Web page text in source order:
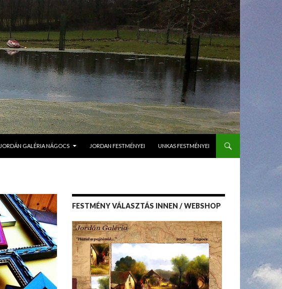
JORDÁN GALÉRIA NÁGOCS JORDAN FESTMÉNYEI UNKAS FESTMÉNYEI
FESTMÉNY VÁLASZTÁS INNEN / WEBSHOP